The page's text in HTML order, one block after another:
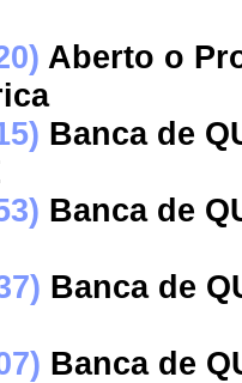
Aberto o
Banca de
Banca de
Banca de
Banca de